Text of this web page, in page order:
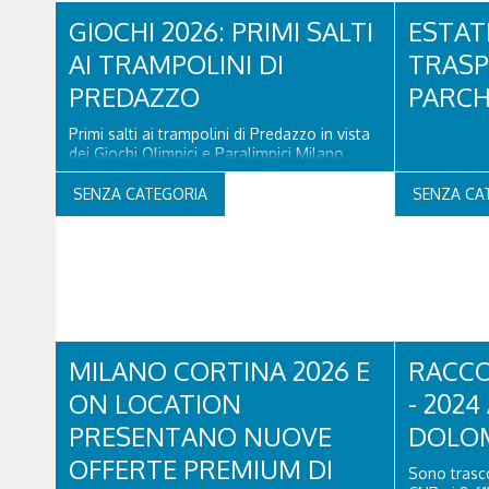
30 maggio
incredibile
tutti...
GIOCHI 2026: PRIMI SALTI
AI TRAMPOLINI DI
PREDAZZO
Primi salti ai trampolini di Predazzo in vista
dei Giochi Olimpici e Paralimpici Milano
Cortina 2026. “Un gesto simbolico, ma
carico di significato: il trampolino torna a
volare, e con lui il nostro Paese. Come
SENZA CATEGORIA
MILANO CORTINA 2026 E
ON LOCATION
PRESENTANO NUOVE
OFFERTE PREMIUM DI
SENZA
- 2024
Sono